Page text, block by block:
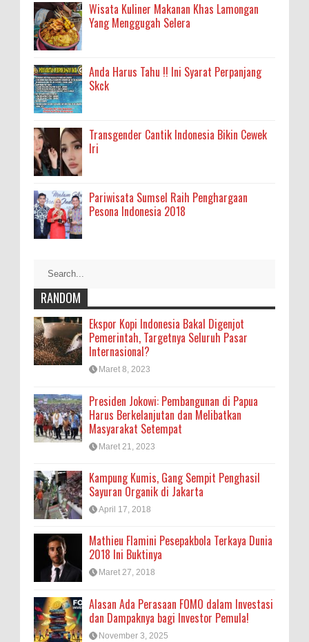
Wisata Kuliner Makanan Khas Lamongan
Yang Menggugah Selera
Anda Harus Tahu !! Ini Syarat Perpanjang
Skck
Transgender Cantik Indonesia Bikin Cewek
Iri
Pariwisata Sumsel Raih Penghargaan
Pesona Indonesia 2018
RANDOM
Ekspor Kopi Indonesia Bakal Digenjot
Pemerintah, Targetnya Seluruh Pasar
Internasional?
Maret 8, 2023
Presiden Jokowi: Pembangunan di Papua
Harus Berkelanjutan dan Melibatkan
Masyarakat Setempat
Maret 21, 2023
Kampung Kumis, Gang Sempit Penghasil
Sayuran Organik di Jakarta
April 17, 2018
Mathieu Flamini Pesepakbola Terkaya Dunia
2018 Ini Buktinya
Maret 27, 2018
Alasan Ada Perasaan FOMO dalam Investasi
dan Dampaknya bagi Investor Pemula!
November 3, 2025